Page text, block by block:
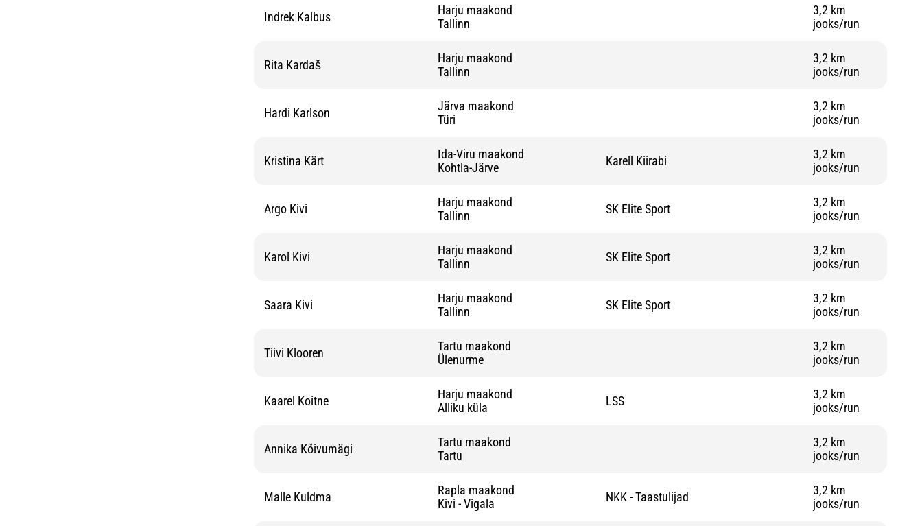
Indrek Kalbus
Harju maakond
Tallinn
3,2 km
jooks/run
Rita Kardaš
Harju maakond
Tallinn
3,2 km
jooks/run
Hardi Karlson
Järva maakond
Türi
3,2 km
jooks/run
Kristina Kärt
Ida-Viru maakond
Kohtla-Järve
Karell Kiirabi
3,2 km
jooks/run
Argo Kivi
Harju maakond
Tallinn
SK Elite Sport
3,2 km
jooks/run
Karol Kivi
Harju maakond
Tallinn
SK Elite Sport
3,2 km
jooks/run
Saara Kivi
Harju maakond
Tallinn
SK Elite Sport
3,2 km
jooks/run
Tiivi Klooren
Tartu maakond
Ülenurme
3,2 km
jooks/run
Kaarel Koitne
Harju maakond
Alliku küla
LSS
3,2 km
jooks/run
Annika Kõivumägi
Tartu maakond
Tartu
3,2 km
jooks/run
Malle Kuldma
Rapla maakond
Kivi - Vigala
NKK - Taastulijad
3,2 km
jooks/run